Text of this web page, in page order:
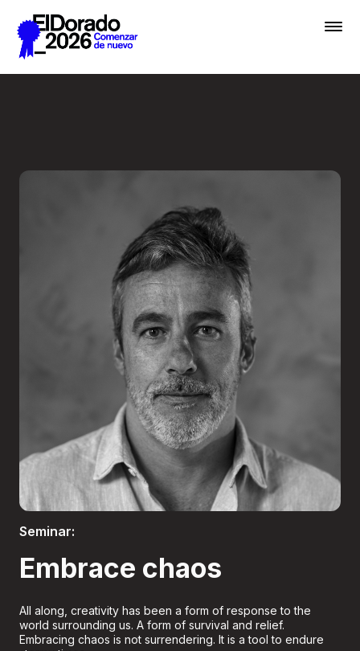
Saltar al contenido principal
Inscribir
Boletería
Seminar:
Embrace chaos
All along, creativity has been a form of response to the
world surrounding us. A form of survival and relief.
Embracing chaos is not surrendering. It is a tool to endure